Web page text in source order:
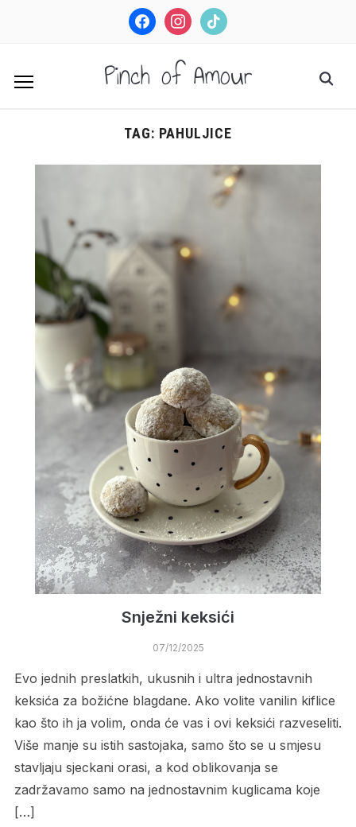
facebookinstagramtiktok
Pinch of Amour
TAG: PAHULJICE
Snježni keksići
07/12/2025
Evo jednih preslatkih, ukusnih i ultra jednostavnih
keksića za božićne blagdane. Ako volite vanilin kiflice
kao što ih ja volim, onda će vas i ovi keksići razveseliti.
Više manje su istih sastojaka, samo što se u smjesu
stavljaju sjeckani orasi, a kod oblikovanja se
zadržavamo samo na jednostavnim kuglicama koje
[…]